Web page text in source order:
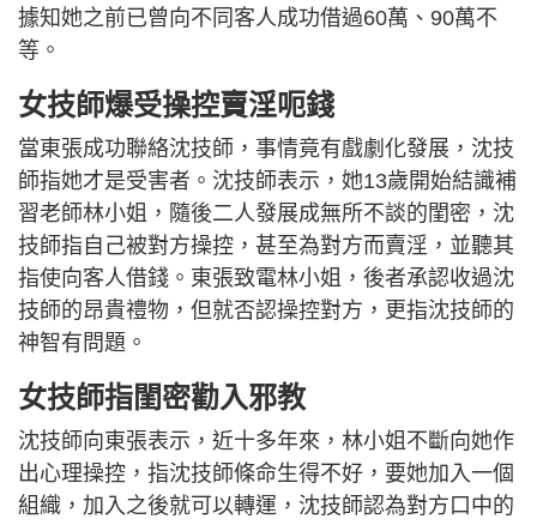
據知她之前已曾向不同客人成功借過60萬、90萬不
等。
女技師爆受操控賣淫呃錢
當東張成功聯絡沈技師，事情竟有戲劇化發展，沈技
師指她才是受害者。沈技師表示，她13歲開始結識補
習老師林小姐，隨後二人發展成無所不談的閨密，沈
技師指自己被對方操控，甚至為對方而賣淫，並聽其
指使向客人借錢。東張致電林小姐，後者承認收過沈
技師的昂貴禮物，但就否認操控對方，更指沈技師的
神智有問題。
女技師指閨密勸入邪教
沈技師向東張表示，近十多年來，林小姐不斷向她作
出心理操控，指沈技師條命生得不好，要她加入一個
組織，加入之後就可以轉運，沈技師認為對方口中的